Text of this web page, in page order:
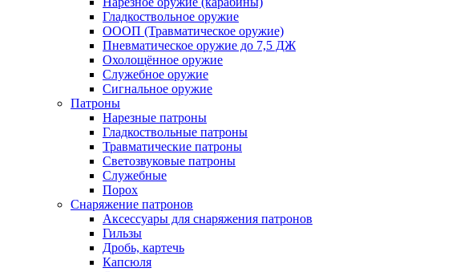
Гладкоствольное оружие
ОООП (Травматическое оружие)
Пневматическое оружие до 7,5 ДЖ
Охолощённое оружие
Служебное оружие
Сигнальное оружие
Патроны
Нарезные патроны
Гладкоствольные патроны
Травматические патроны
Светозвуковые патроны
Служебные
Порох
Снаряжение патронов
Аксессуары для снаряжения патронов
Гильзы
Дробь, картечь
Капсюля